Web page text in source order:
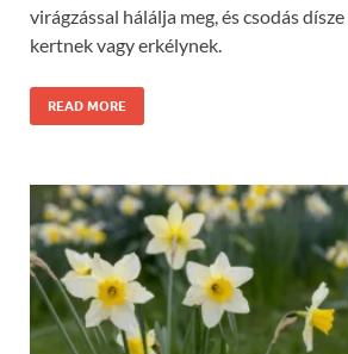
virágzással hálálja meg, és csodás
kertnek vagy erkélynek.
READ MORE